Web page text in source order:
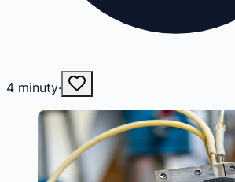
4 minuty·